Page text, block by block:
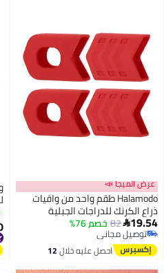
عرض الميجا 📣
Halamodo طقم واحد من واقيات
ذراع الكرنك للدراجات الجبلية
والطرق، أغطية واقية لمجموعة
الكرنك، غطاء علبة كرنك سيليكون
للدراجة، كرنك أنيق
19.54
82 خصم 76%
توصيل مجاني
توصيل مجانياحصل عليه خلال12